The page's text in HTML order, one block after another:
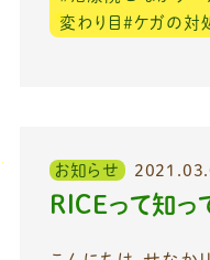
変わり目＃ケガの対
お知らせ
RICEって知っ